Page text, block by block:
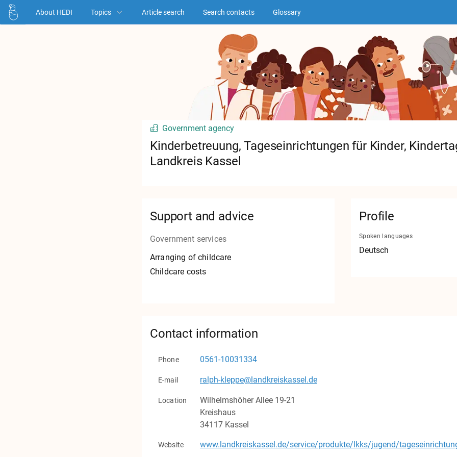
About HEDI Topics Article search Search contacts Glossary
Government agency
Kinderbetreuung, Tageseinrichtungen für Kinder,
Landkreis Kassel
Support and advice
Government services
Arranging of childcare
Childcare costs
Profile
Spoken languages
Deutsch
Contact information
Phone 0561-10031334
E-mail ralph-kleppe@landkreiskassel.de
Location Wilhelmshöher Allee 19-21
Kreishaus
34117 Kassel
Website